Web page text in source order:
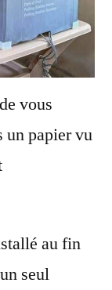
vous
un papier vu
au fin
seul